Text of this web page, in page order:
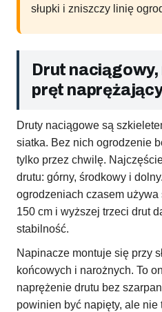
słupki i zniszczy linię
Drut
pręt
Druty naciągowe są
siatka. Bez nich ogrodzenie
tylko przez chwilę.
drutu: górny, środkowy i
ogrodzeniach czasem
150 cm i wyższej trzeci drut
stabilność.
Napinacze montuje się przy
końcowych i narożnych. To
naprężenie drutu bez
powinien być napięty, ale nie